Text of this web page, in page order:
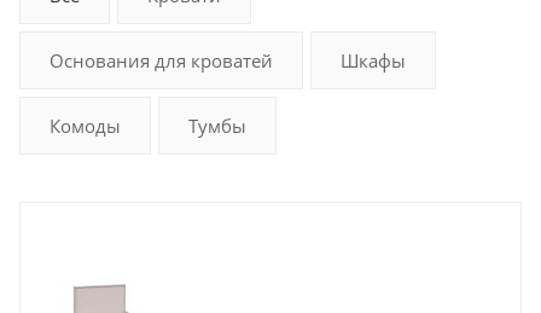
Основания для кроватей Шкафы
Комоды Тумбы